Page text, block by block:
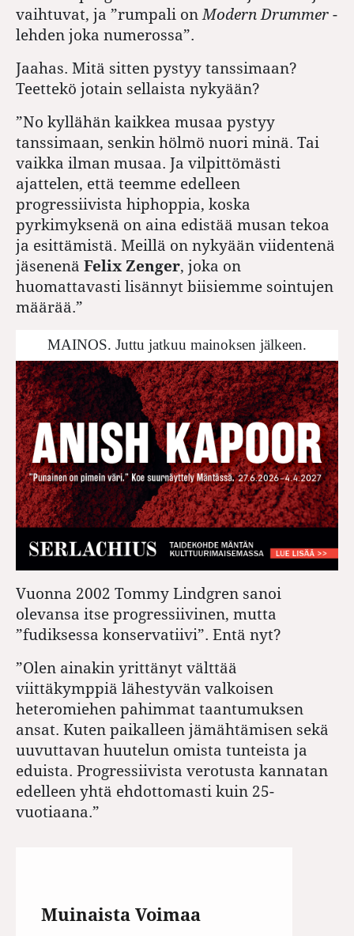
vaihtuvat, ja ”rumpali on Modern Drummer -
lehden joka numerossa”.
Jaahas. Mitä sitten pystyy tanssimaan?
Teettekö jotain sellaista nykyään?
”No kyllähän kaikkea musaa pystyy
tanssimaan, senkin hölmö nuori minä. Tai
vaikka ilman musaa. Ja vilpittömästi
ajattelen, että teemme edelleen
progressiivista hiphoppia, koska
pyrkimyksenä on aina edistää musan tekoa
ja esittämistä. Meillä on nykyään viidentenä
jäsenenä Felix Zenger, joka on
huomattavasti lisännyt biisiemme sointujen
määrää.”
MAINOS. Juttu jatkuu mainoksen jälkeen.
Vuonna 2002 Tommy Lindgren sanoi
olevansa itse progressiivinen, mutta
”fudiksessa konservatiivi”. Entä nyt?
”Olen ainakin yrittänyt välttää
viittäkymppiä lähestyvän valkoisen
heteromiehen pahimmat taantumuksen
ansat. Kuten paikalleen jämähtämisen sekä
uuvuttavan huutelun omista tunteista ja
eduista. Progressiivista verotusta kannatan
edelleen yhtä ehdottomasti kuin 25-
vuotiaana.”
Muinaista Voimaa